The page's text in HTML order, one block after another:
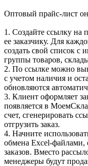
Оптовый прайс-лист
1. Создайте ссылку на
ее заказчику. Для
создать свой список
группы товаров,
2. По ссылке можно
с учетом наличия и
обновляются
3. Клиент оформляет
появляется в
счет, сгенерировать
отгрузить заказ.
4. Начните
обмена Excel-
заказов. Вместо
менеджеры будут